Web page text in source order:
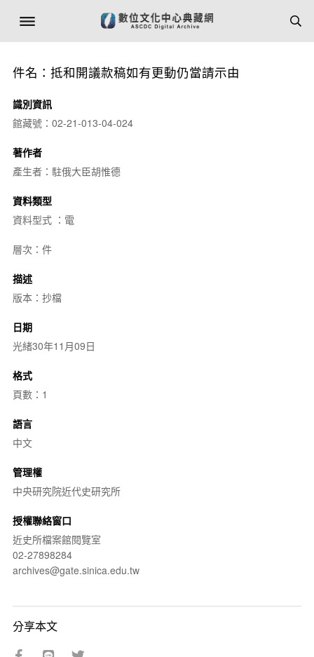
件名：抵和開議款稿如有更動仍當請示由
識別資訊
館藏號：02-21-013-04-024
著作者
產生者：駐俄大臣胡惟德
資料類型
資料型式 ：電
層次：件
描述
版本：抄檔
日期
光緒30年11月09日
格式
頁數：1
語言
中文
管理權
中央研究院近代史研究所
授權聯絡窗口
近史所檔案館閱覽室
02-27898284
archives@gate.sinica.edu.tw
分享本文